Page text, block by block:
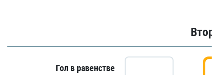
Гол в равенстве